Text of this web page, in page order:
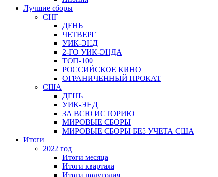
Лучшие сборы
СНГ
ДЕНЬ
ЧЕТВЕРГ
УИК-ЭНД
2-ГО УИК-ЭНДА
ТОП-100
РОССИЙСКОЕ КИНО
ОГРАНИЧЕННЫЙ ПРОКАТ
США
ДЕНЬ
УИК-ЭНД
ЗА ВСЮ ИСТОРИЮ
МИРОВЫЕ СБОРЫ
МИРОВЫЕ СБОРЫ БЕЗ УЧЕТА США
Итоги
2022 год
Итоги месяца
Итоги квартала
Итоги полугодия